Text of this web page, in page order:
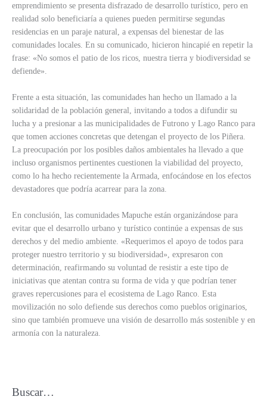
emprendimiento se presenta disfrazado de desarrollo turístico, pero en
realidad solo beneficiaría a quienes pueden permitirse segundas
residencias en un paraje natural, a expensas del bienestar de las
comunidades locales. En su comunicado, hicieron hincapié en repetir la
frase: «No somos el patio de los ricos, nuestra tierra y biodiversidad se
defiende».
Frente a esta situación, las comunidades han hecho un llamado a la
solidaridad de la población general, invitando a todos a difundir su
lucha y a presionar a las municipalidades de Futrono y Lago Ranco para
que tomen acciones concretas que detengan el proyecto de los Piñera.
La preocupación por los posibles daños ambientales ha llevado a que
incluso organismos pertinentes cuestionen la viabilidad del proyecto,
como lo ha hecho recientemente la Armada, enfocándose en los efectos
devastadores que podría acarrear para la zona.
En conclusión, las comunidades Mapuche están organizándose para
evitar que el desarrollo urbano y turístico continúe a expensas de sus
derechos y del medio ambiente. «Requerimos el apoyo de todos para
proteger nuestro territorio y su biodiversidad», expresaron con
determinación, reafirmando su voluntad de resistir a este tipo de
iniciativas que atentan contra su forma de vida y que podrían tener
graves repercusiones para el ecosistema de Lago Ranco. Esta
movilización no solo defiende sus derechos como pueblos originarios,
sino que también promueve una visión de desarrollo más sostenible y en
armonía con la naturaleza.
Buscar…